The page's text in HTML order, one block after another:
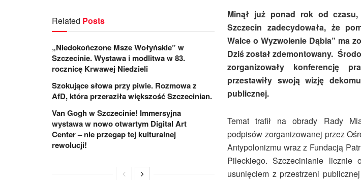
Related Posts
„Niedokończone Msze Wołyńskie” w
Szczecinie. Wystawa i modlitwa w 83.
rocznicę Krwawej Niedzieli
Szokujące słowa przy piwie. Rozmowa z
AfD, która przeraziła większość Szczecinian.
Van Gogh w Szczecinie! Immersyjna
wystawa w nowo otwartym Digital Art
Center – nie przegap tej kulturalnej
rewolucji!
Minął już ponad rok od
Szczecin zadecydowała, że
Walce o Wyzwolenie Dąbia” ma
Dziś został zdemontowany.
zorganizowały konferencję
przestawiły swoją wizję
publicznej.
Temat trafił na obrady Rady
podpisów zorganizowanej przez
Antypolonizmu wraz z Fundacją
Pileckiego. Szczecinianie licznie
usunięciem z przestrzeni